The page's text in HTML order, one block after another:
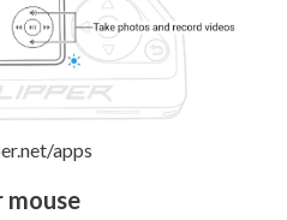
apps
mouse